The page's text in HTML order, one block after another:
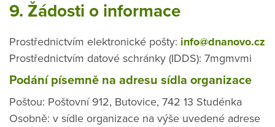
9. Žádosti o informace
Prostřednictvím elektronické pošty: info@dnanovo.cz
Prostřednictvím datové schránky (IDDS): 7mgmvmi
Podání písemně na adresu sídla organizace
Poštou: Poštovní 912, Butovice, 742 13 Studénka
Osobně: v sídle organizace na výše uvedené adrese